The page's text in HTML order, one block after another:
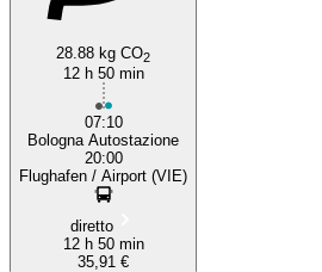
Bologna
28.88 kg CO2
12 h 50 min
07:10
Bologna Autostazione
20:00
Flughafen / Airport (VIE)
diretto
12 h 50 min
35,91 €